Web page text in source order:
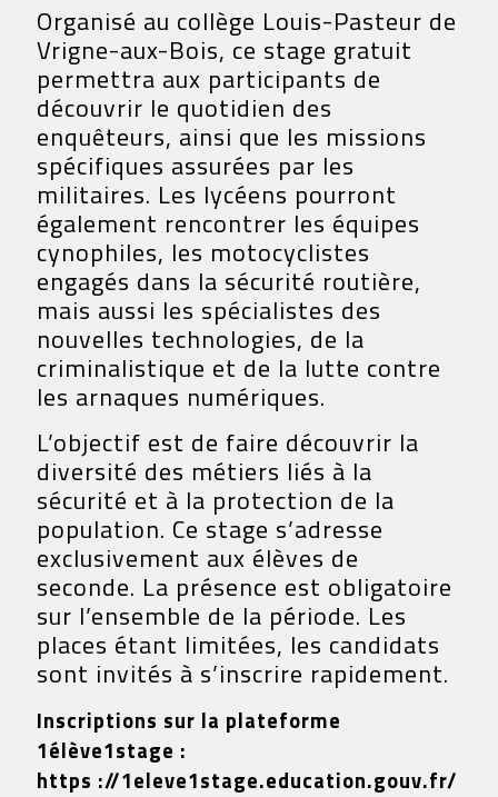
Organisé au collège Louis-Pasteur de
Vrigne-aux-Bois, ce stage gratuit
permettra aux participants de
découvrir le quotidien des
enquêteurs, ainsi que les missions
spécifiques assurées par les
militaires. Les lycéens pourront
également rencontrer les équipes
cynophiles, les motocyclistes
engagés dans la sécurité routière,
mais aussi les spécialistes des
nouvelles technologies, de la
criminalistique et de la lutte contre
les arnaques numériques.
L’objectif est de faire découvrir la
diversité des métiers liés à la
sécurité et à la protection de la
population. Ce stage s’adresse
exclusivement aux élèves de
seconde. La présence est obligatoire
sur l’ensemble de la période. Les
places étant limitées, les candidats
sont invités à s’inscrire rapidement.
Inscriptions sur la plateforme
1élève1stage :
https ://1eleve1stage.education.gouv.fr/